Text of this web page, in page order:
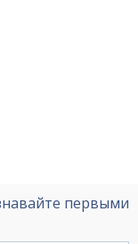
первыми